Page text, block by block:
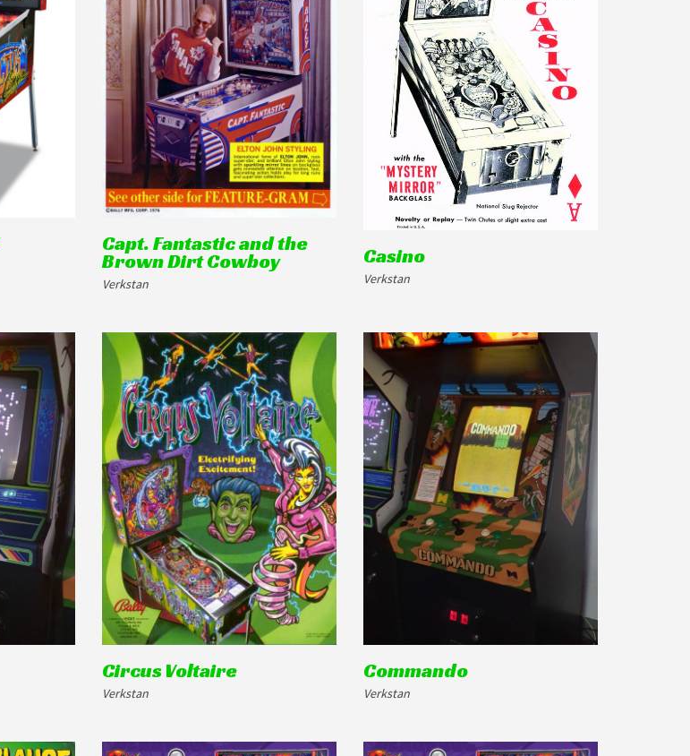
Capt. Fantastic and the
Brown Dirt Cowboy
Verkstan
Casino
Verkstan
Circus Voltaire
Verkstan
Commando
Verkstan